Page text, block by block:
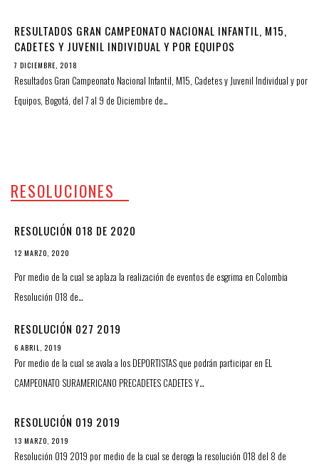
RESULTADOS GRAN CAMPEONATO NACIONAL INFANTIL, M15,
CADETES Y JUVENIL INDIVIDUAL Y POR EQUIPOS
7 DICIEMBRE, 2018
Resultados Gran Campeonato Nacional Infantil, M15, Cadetes y Juvenil Individual y por
Equipos, Bogotá, del 7 al 9 de Diciembre de…
RESOLUCIONES
RESOLUCIÓN 018 DE 2020
12 MARZO, 2020
Por medio de la cual se aplaza la realización de eventos de esgrima en Colombia
Resolución 018 de…
RESOLUCIÓN 027 2019
6 ABRIL, 2019
Por medio de la cual se avala a los DEPORTISTAS que podrán participar en EL
CAMPEONATO SURAMERICANO PRECADETES CADETES Y…
RESOLUCIÓN 019 2019
13 MARZO, 2019
Resolución 019 2019 por medio de la cual se deroga la resolución 018 del 8 de